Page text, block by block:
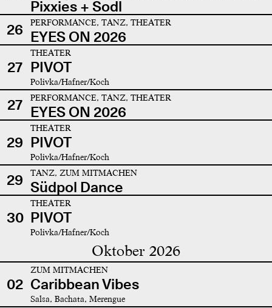
Pixxies + Sodl
26
PERFORMANCE, TANZ, THEATER
EYES ON 2026
27
THEATER
PIVOT
Polivka/Hafner/Koch
27 PERFORMANCE, TANZ, THEATER
EYES ON 2026
29
THEATER
PIVOT
Polivka/Hafner/Koch
29 TANZ, ZUM MITMACHEN
Südpol Dance
30
THEATER
PIVOT
Polivka/Hafner/Koch
Oktober 2026
02
ZUM MITMACHEN
Caribbean Vibes
Salsa, Bachata, Merengue